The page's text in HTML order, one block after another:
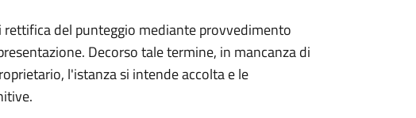
del punteggio mediante provvedimento
Decorso tale termine, in mancanza di
l'istanza si intende accolta e le